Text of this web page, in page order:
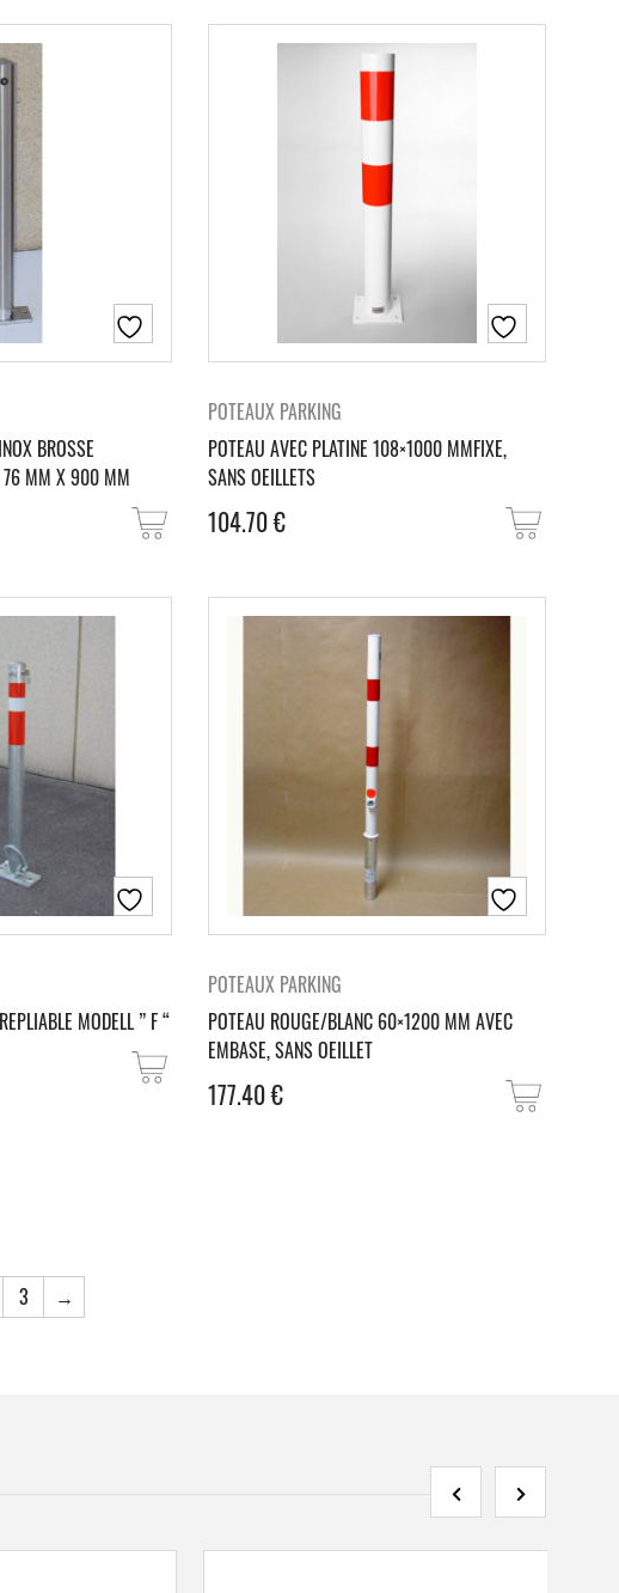
BROSSE
76 MM X 900 MM
POTEAUX PARKING
POTEAU AVEC PLATINE 108×1000 MMFIXE,
SANS OEILLETS
104.70€
MODELL ” F “
POTEAUX PARKING
POTEAU ROUGE/BLANC 60×1200 MM AVEC
EMBASE, SANS OEILLET
177.40€
3 →